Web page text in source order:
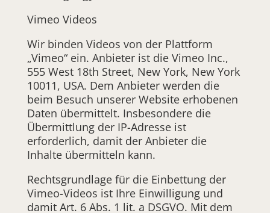
Vimeo Videos
Wir binden Videos von der Plattform
„Vimeo“ ein. Anbieter ist die Vimeo Inc.,
555 West 18th Street, New York, New York
10011, USA. Dem Anbieter werden die
beim Besuch unserer Website erhobenen
Daten übermittelt. Insbesondere die
Übermittlung der IP-Adresse ist
erforderlich, damit der Anbieter die
Inhalte übermitteln kann.
Rechtsgrundlage für die Einbettung der
Vimeo-Videos ist Ihre Einwilligung und
damit Art. 6 Abs. 1 lit. a DSGVO. Mit dem